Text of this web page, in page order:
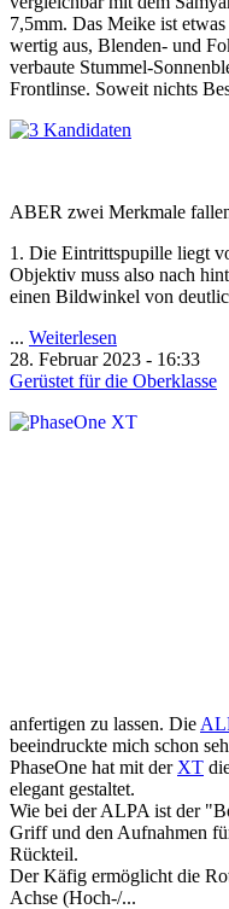
7,5mm. Das Meike ist
wertig aus, Blenden- und
verbaute Stummel-
Frontlinse. Soweit nichts
ABER zwei Merkmale
1. Die Eintrittspupille liegt
Objektiv muss also nach
einen Bildwinkel von
... Weiterlesen
28. Februar 2023 - 16:33
Gerüstet für die Oberklasse
anfertigen zu lassen. Die
beeindruckte mich schon
PhaseOne hat mit der XT
elegant gestaltet.
Wie bei der ALPA ist der
Griff und den Aufnahmen
Rückteil.
Der Käfig ermöglicht die
Achse (Hoch-/...